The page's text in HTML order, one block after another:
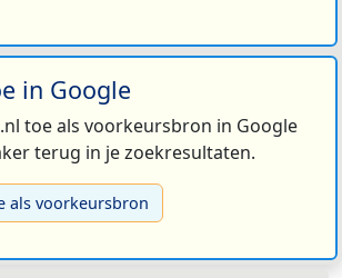
in Google
toe als voorkeursbron in Google
terug in je zoekresultaten.
als voorkeursbron